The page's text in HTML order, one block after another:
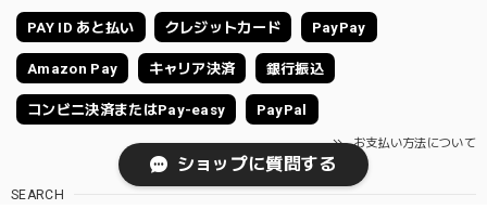
PAY ID あと払い クレジットカード PayPay
Amazon Pay キャリア決済 銀行振込
コンビニ決済またはPay-easy PayPal
お支払い方法について
SEARCH
ショップに質問する